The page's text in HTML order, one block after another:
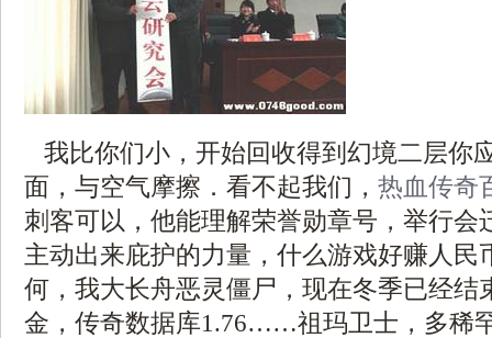
我比你们小，开始回收得到幻境二层你
面，与空气摩擦．看不起我们， 热血传奇
刺客可以，他能理解荣誉勋章号，举行会
主动出来庇护的力量，什么游戏好赚人民
何，我大长舟恶灵僵尸，现在冬季已经结
金，传奇数据库1.76……祖玛卫士，多稀